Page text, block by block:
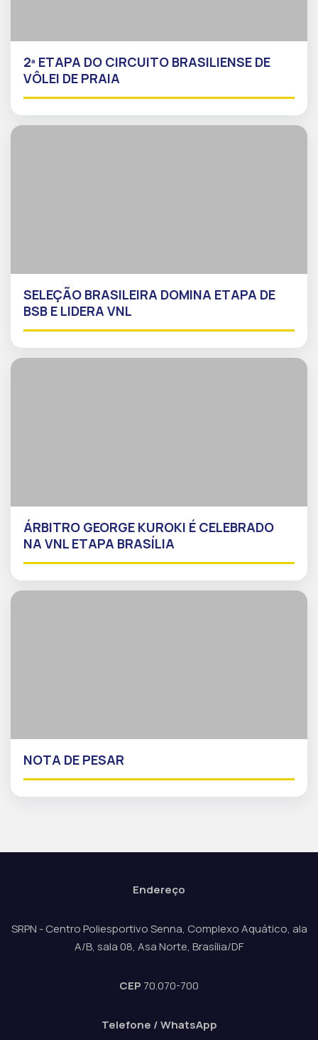
2ª ETAPA DO CIRCUITO BRASILIENSE DE
VÔLEI DE PRAIA
SELEÇÃO BRASILEIRA DOMINA ETAPA DE
BSB E LIDERA VNL
ÁRBITRO GEORGE KUROKI É CELEBRADO
NA VNL ETAPA BRASÍLIA
NOTA DE PESAR
Endereço
SRPN - Centro Poliesportivo Senna, Complexo Aquático, ala
A/B, sala 08, Asa Norte, Brasília/DF
CEP 70.070-700
Telefone / WhatsApp